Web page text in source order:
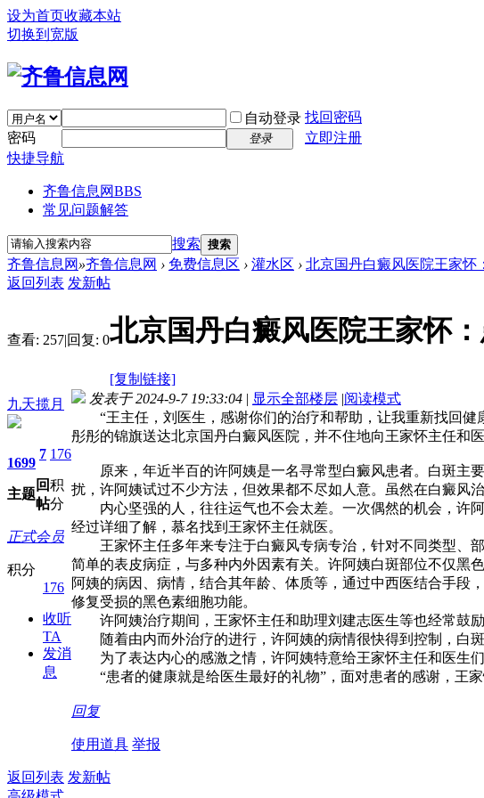
设为首页收藏本站
切换到宽版
自动登录 找回密码
密码
登录
立即注册
快捷导航
齐鲁信息网BBS
常见问题解答
搜索 搜索
齐鲁信息网 »齐鲁信息网 › 免费信息区 › 灌水区 › 北京国丹白癜风医院王家怀
返回列表 发新帖
查看: 257|回复: 0北京国丹白癜风医院王家怀
[复制链接]
九天揽月
1699
主题
7
回
帖
176
积
分
正式会员
积分
176
收听
TA
发消
息
发表于 2024-9-7 19:33:04 | 显示全部楼层 |阅读模式
“王主任，刘医生，感谢你们的治疗和帮助，让我重新找回健
彤彤的锦旗送达北京国丹白癜风医院，并不住地向王家怀主任和医
原来，年近半百的许阿姨是一名寻常型白癜风患者。白斑主要
扰，许阿姨试过不少方法，但效果都不尽如人意。虽然在白癜风
内心坚强的人，往往运气也不会太差。一次偶然的机会，许阿
经过详细了解，慕名找到王家怀主任就医。
王家怀主任多年来专注于白癜风专病专治，针对不同类型、部
简单的表皮病症，与多种内外因素有关。许阿姨白斑部位不仅黑
阿姨的病因、病情，结合其年龄、体质等，通过中西医结合手段
修复受损的黑色素细胞功能。
许阿姨治疗期间，王家怀主任和助理刘建志医生等也经常鼓励
随着由内而外治疗的进行，许阿姨的病情很快得到控制，白斑
为了表达内心的感激之情，许阿姨特意给王家怀主任和医生们
“患者的健康就是给医生最好的礼物”，面对患者的感谢，王家
回复
使用道具 举报
返回列表 发新帖